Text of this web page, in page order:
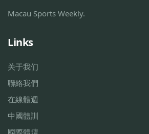
Macau Sports Weekly.
Links
关于我们
聯絡我們
在線體週
中國體訓
國際體壇